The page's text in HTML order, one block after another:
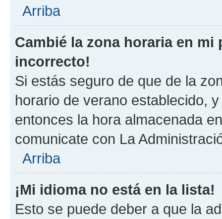
Arriba
Cambié la zona horaria en
incorrecto!
Si estás seguro de que de la
horario de verano establecido,
entonces la hora almacenada
comunicate con La
Arriba
¡Mi idioma no está en la lista!
Esto se puede deber a que la